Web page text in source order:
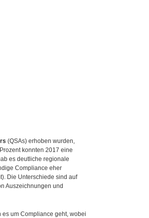
(QSAs) erhoben wurden,
konnten 2017 eine
es deutliche regionale
Compliance eher
Die Unterschiede sind auf
Auszeichnungen und
um Compliance geht, wobei